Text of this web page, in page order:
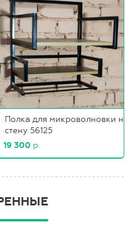
Полка для микроволновки на
стену 56125
19 300 р.